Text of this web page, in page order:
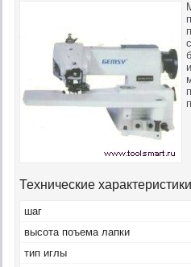
Технические
шаг
высота поъема лапки
тип иглы